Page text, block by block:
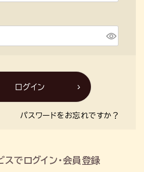
ログイン
パスワードをお忘れですか？
スでログイン・会員登録